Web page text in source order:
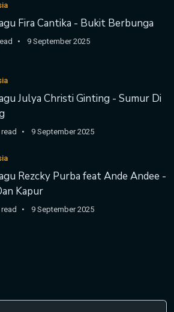
Fira Cantika - Bukit Berbunga
9 September 2025
Julya Christi Ginting - Sumur Di
9 September 2025
Rezcky Purba feat Ande Andee -
Kapur
9 September 2025